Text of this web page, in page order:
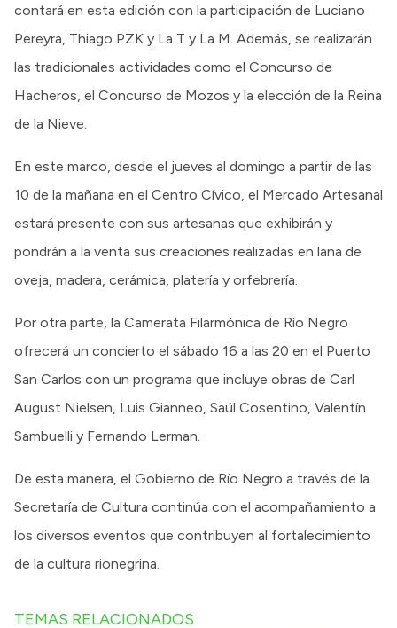
contará en esta edición con la participación de Luciano
Pereyra, Thiago PZK y La T y La M. Además, se realizarán
las tradicionales actividades como el Concurso de
Hacheros, el Concurso de Mozos y la elección de la Reina
de la Nieve.
En este marco, desde el jueves al domingo a partir de las
10 de la mañana en el Centro Cívico, el Mercado Artesanal
estará presente con sus artesanas que exhibirán y
pondrán a la venta sus creaciones realizadas en lana de
oveja, madera, cerámica, platería y orfebrería.
Por otra parte, la Camerata Filarmónica de Río Negro
ofrecerá un concierto el sábado 16 a las 20 en el Puerto
San Carlos con un programa que incluye obras de Carl
August Nielsen, Luis Gianneo, Saúl Cosentino, Valentín
Sambuelli y Fernando Lerman.
De esta manera, el Gobierno de Río Negro a través de la
Secretaría de Cultura continúa con el acompañamiento a
los diversos eventos que contribuyen al fortalecimiento
de la cultura rionegrina.
TEMAS RELACIONADOS